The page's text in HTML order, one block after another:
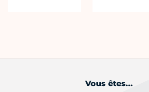
Vous êtes...